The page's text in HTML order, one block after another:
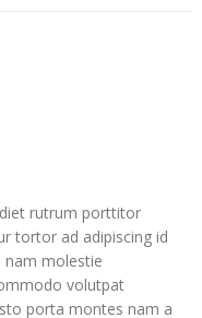
rutrum porttitor
tortor ad adipiscing id
nam molestie
volutpat
porta montes nam a